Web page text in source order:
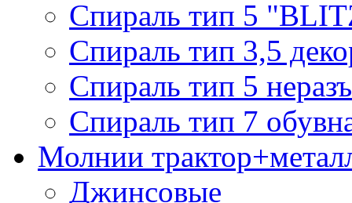
Спираль тип 5
Спираль тип 3,5
Спираль тип 5
Спираль тип 7
Молнии
Джинсовые